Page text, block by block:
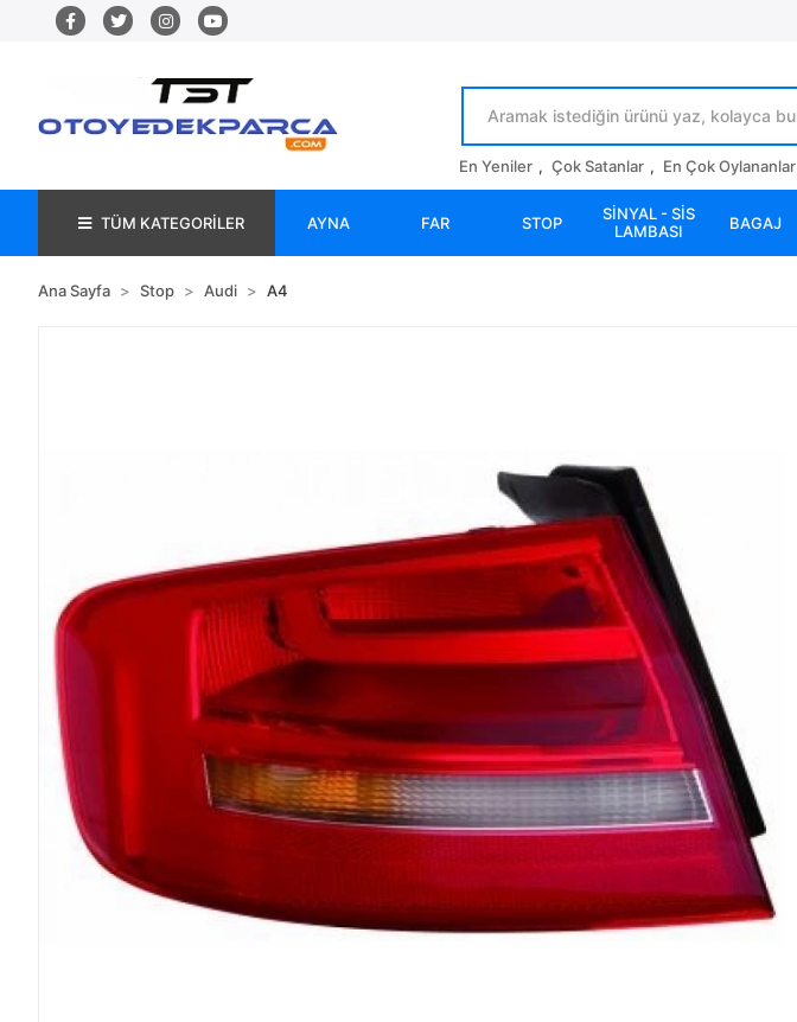
En Yeniler , Çok Satanlar , En Çok Oylananlar
TÜM KATEGORİLER AYNA FAR STOP
SİNYAL - SİS
LAMBASI
BAGAJ
Ana Sayfa Stop Audi A4